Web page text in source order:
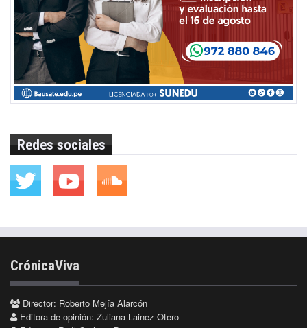
Redes sociales
CrónicaViva
Director: Roberto Mejía Alarcón
Editora de opinión: Zuliana Lainez Otero